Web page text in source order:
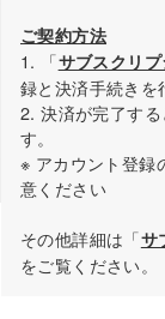
ご契約方法
1. 「サブスクリ
録と決済手続きを
2. 決済が完了す
す。
※ アカウント登録
意ください
その他詳細は「サ
をご覧ください。